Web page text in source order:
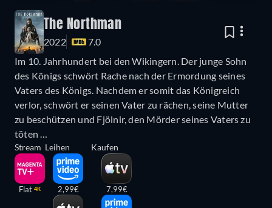
The Northman
2022
7.0
Im 10. Jahrhundert bei den Wikingern. Der junge Sohn
des Königs schwört Rache nach der Ermordung seines
Vaters des Königs. Nachdem er somit das Königreich
verlor, schwört er seinen Vater zu rächen, seine Mutter
zu beschützen und Fjölnir, den Mörder seines Vaters zu
töten …
Stream
Flat 4K
Leihen
2,99€
Kaufen
7,99€